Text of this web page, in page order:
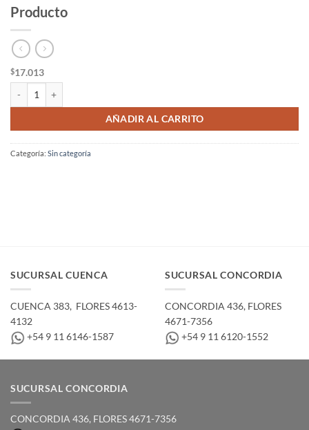
Producto
$17.013
AÑADIR AL CARRITO
Categoría: Sin categoría
SUCURSAL CUENCA
CUENCA 383, ­ FLORES 4613-
4132
+54 9 11 6146-1587
SUCURSAL CONCORDIA
CONCORDIA 436,­ FLORES
4671-7356
+54 9 11 6120-1552
SUCURSAL CONCORDIA
CONCORDIA 436,­ FLORES 4671-7356